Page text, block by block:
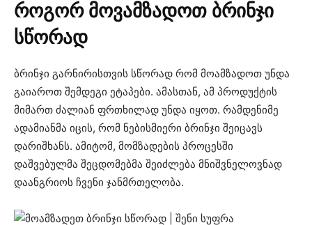
როგორ მოვამზადოთ ბრინჯი
სწორად
ბრინჯი გარნირისთვის სწორად რომ მოამზადოთ უნდა
გაიაროთ შემდეგი ეტაპები. ამასთან, ამ პროდუქტის
მიმართ ძალიან ფრთხილად უნდა იყოთ. რამდენიმე
ადამიანმა იცის, რომ ნებისმიერი ბრინჯი შეიცავს
დარიშხანს. ამიტომ, მომზადების პროცესში
დაშვებულმა შეცდომებმა შეიძლება მნიშვნელოვნად
დაანგრიოს ჩვენი ჯანმრთელობა.